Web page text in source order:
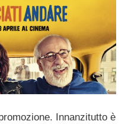
Innanzitutto è